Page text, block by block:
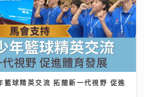
籃球精英交流 拓闊新一代視野 促進